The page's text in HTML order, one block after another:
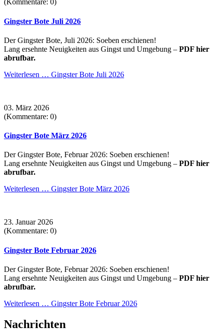
(Kommentare: 0)
Gingster Bote Juli 2026
Der Gingster Bote, Juli 2026: Soeben erschienen!
Lang ersehnte Neuigkeiten aus Gingst und Umgebung – PDF hier
abrufbar.
Weiterlesen … Gingster Bote Juli 2026
03. März 2026
(Kommentare: 0)
Gingster Bote März 2026
Der Gingster Bote, Februar 2026: Soeben erschienen!
Lang ersehnte Neuigkeiten aus Gingst und Umgebung – PDF hier
abrufbar.
Weiterlesen … Gingster Bote März 2026
23. Januar 2026
(Kommentare: 0)
Gingster Bote Februar 2026
Der Gingster Bote, Februar 2026: Soeben erschienen!
Lang ersehnte Neuigkeiten aus Gingst und Umgebung – PDF hier
abrufbar.
Weiterlesen … Gingster Bote Februar 2026
Nachrichten